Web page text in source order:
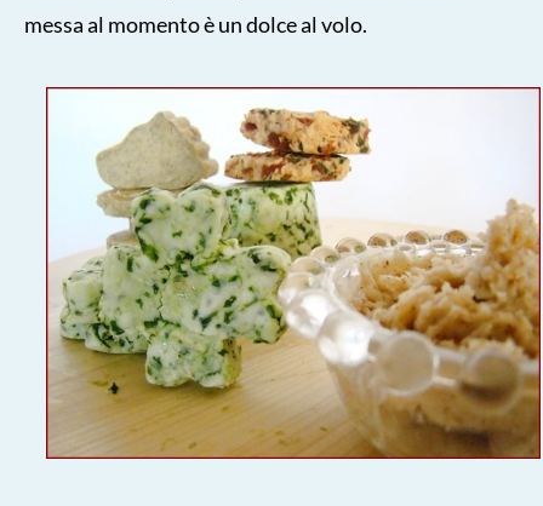
messa al momento è un dolce al volo.